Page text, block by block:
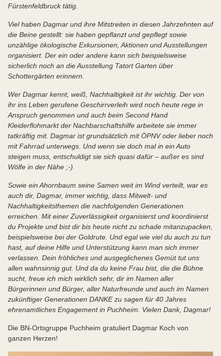
Fürstenfeldbruck tätig.
Viel haben Dagmar und ihre Mitstreiten in diesen Jahrzehnten auf
die Beine gestellt: sie haben gepflanzt und gepflegt sowie
unzählige ökologische Exkursionen, Aktionen und Ausstellungen
organisiert. Der ein oder andere kann sich beispielsweise
sicherlich noch an die Ausstellung Tatort Garten über
Schottergärten erinnern.
Wer Dagmar kennt, weiß, Nachhaltigkeit ist ihr wichtig. Der von
ihr ins Leben gerufene Geschirrverleih wird noch heute rege in
Anspruch genommen und auch beim Second Hand
Kleiderflohmarkt der Nachbarschaftshilfe arbeitete sie immer
tatkräftig mit. Dagmar ist grundsätzlich mit ÖPNV oder lieber noch
mit Fahrrad unterwegs. Und wenn sie doch mal in ein Auto
steigen muss, entschuldigt sie sich quasi dafür – außer es sind
Wölfe in der Nähe ;-)
Sowie ein Ahornbaum seine Samen weit im Wind verteilt, war es
auch dir, Dagmar, immer wichtig, dass Mitwelt- und
Nachhaltigkeitsthemen die nachfolgenden Generationen
erreichen. Mit einer Zuverlässigkeit organisierst und koordinierst
du Projekte und bist dir bis heute nicht zu schade mitanzupacken,
beispielsweise bei der Goldrute. Und egal wie viel du auch zu tun
hast, auf deine Hilfe und Unterstützung kann man sich immer
verlassen. Dein fröhliches und ausgeglichenes Gemüt tut uns
allen wahnsinnig gut. Und da du keine Frau bist, die die Bühne
sucht, freue ich mich wirklich sehr, dir im Namen aller
Bürgerinnen und Bürger, aller Naturfreunde und auch im Namen
zukünftiger Generationen DANKE zu sagen für 40 Jahres
ehrenamtliches Engagement in Puchheim. Vielen Dank, Dagmar!
Die BN-Ortsgruppe Puchheim gratuliert Dagmar Koch von
ganzen Herzen!